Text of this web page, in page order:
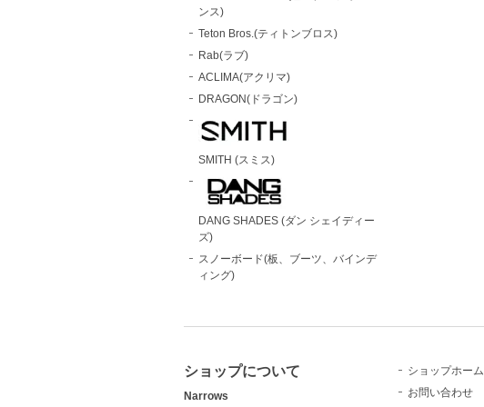
ンス)
Teton Bros.(ティトンブロス)
Rab(ラブ)
ACLIMA(アクリマ)
DRAGON(ドラゴン)
SMITH (スミス)
DANG SHADES (ダン シェイディー
ズ)
スノーボード(板、ブーツ、バインデ
ィング)
ショップについて
Narrows
ショップホーム
お問い合わせ